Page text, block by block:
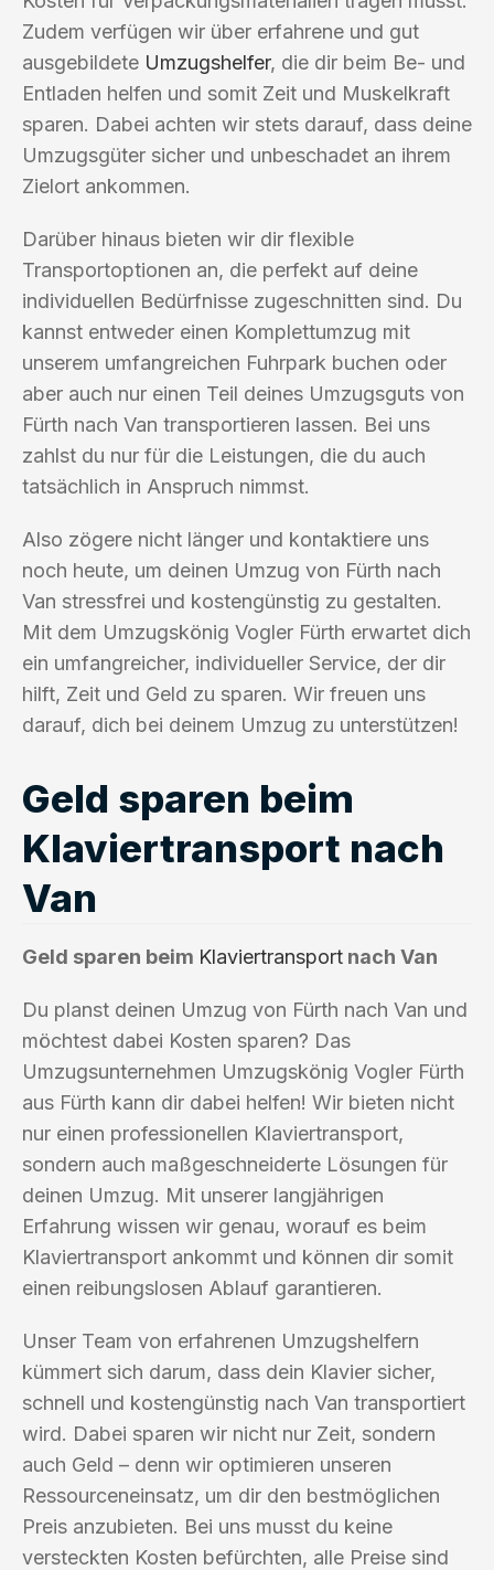
Zudem verfügen wir über erfahrene und gut
ausgebildete Umzugshelfer, die dir beim Be- und
Entladen helfen und somit Zeit und Muskelkraft
sparen. Dabei achten wir stets darauf, dass deine
Umzugsgüter sicher und unbeschadet an ihrem
Zielort ankommen.
Darüber hinaus bieten wir dir flexible
Transportoptionen an, die perfekt auf deine
individuellen Bedürfnisse zugeschnitten sind. Du
kannst entweder einen Komplettumzug mit
unserem umfangreichen Fuhrpark buchen oder
aber auch nur einen Teil deines Umzugsguts von
Fürth nach Van transportieren lassen. Bei uns
zahlst du nur für die Leistungen, die du auch
tatsächlich in Anspruch nimmst.
Also zögere nicht länger und kontaktiere uns
noch heute, um deinen Umzug von Fürth nach
Van stressfrei und kostengünstig zu gestalten.
Mit dem Umzugskönig Vogler Fürth erwartet dich
ein umfangreicher, individueller Service, der dir
hilft, Zeit und Geld zu sparen. Wir freuen uns
darauf, dich bei deinem Umzug zu unterstützen!
Geld sparen beim
Klaviertransport nach
Van
Geld sparen beim Klaviertransport nach Van
Du planst deinen Umzug von Fürth nach Van und
möchtest dabei Kosten sparen? Das
Umzugsunternehmen Umzugskönig Vogler Fürth
aus Fürth kann dir dabei helfen! Wir bieten nicht
nur einen professionellen Klaviertransport,
sondern auch maßgeschneiderte Lösungen für
deinen Umzug. Mit unserer langjährigen
Erfahrung wissen wir genau, worauf es beim
Klaviertransport ankommt und können dir somit
einen reibungslosen Ablauf garantieren.
Unser Team von erfahrenen Umzugshelfern
kümmert sich darum, dass dein Klavier sicher,
schnell und kostengünstig nach Van transportiert
wird. Dabei sparen wir nicht nur Zeit, sondern
auch Geld – denn wir optimieren unseren
Ressourceneinsatz, um dir den bestmöglichen
Preis anzubieten. Bei uns musst du keine
versteckten Kosten befürchten, alle Preise sind